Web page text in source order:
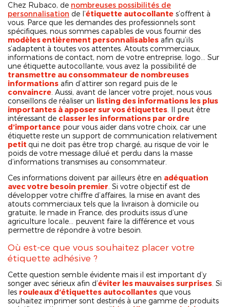
Chez Rubaco, de nombreuses possibilités de
personnalisation de l’étiquette autocollante s’offrent à
vous. Parce que les demandes des professionnels sont
spécifiques, nous sommes capables de vous fournir des
modèles entièrement personnalisables afin qu’ils
s’adaptent à toutes vos attentes. Atouts commerciaux,
informations de contact, nom de votre entreprise, logo… Sur
une étiquette autocollante, vous avez la possibilité de
transmettre au consommateur de nombreuses
informations afin d’attirer son regard puis de le
convaincre . Aussi, avant de lancer votre projet, nous vous
conseillons de réaliser un listing des informations les plus
importantes à apposer sur vos étiquettes . Il peut être
intéressant de classer les informations par ordre
d’importance pour vous aider dans votre choix, car une
étiquette reste un support de communication relativement
petit qui ne doit pas être trop chargé, au risque de voir le
poids de votre message dilué et perdu dans la masse
d’informations transmises au consommateur.
Ces informations doivent par ailleurs être en adéquation
avec votre besoin premier . Si votre objectif est de
développer votre chiffre d’affaires, la mise en avant des
atouts commerciaux tels que la livraison à domicile ou
gratuite, le made in France, des produits issus d’une
agriculture locale… peuvent faire la différence et vous
permettre de répondre à votre besoin.
Où est-ce que vous souhaitez placer votre
étiquette adhésive ?
Cette question semble évidente mais il est important d’y
songer avec sérieux afin d’éviter les mauvaises surprises . Si
les rouleaux d’étiquettes autocollantes que vous
souhaitez imprimer sont destinés à une gamme de produits